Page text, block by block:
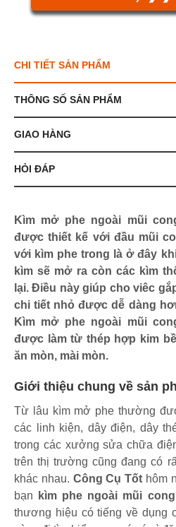
CHI TIẾT SẢN PHẨM
THÔNG SỐ SẢN PHẨM
GIAO HÀNG
HỎI ĐÁP
Kìm mở phe ngoài mũi
được thiết kế với đầu mũi
với kìm phe trong là ở đây
kìm sẽ mở ra còn các kìm
lại. Điều này giúp cho viêc
chi tiết nhỏ được dễ dàng
Kìm mở phe ngoài mũi
được làm từ thép hợp kim
ăn mòn, mài mòn.
Giới thiệu chung về sản
Từ lâu kìm mở phe thường
các linh kiện, dây điện, dây
trong các xưởng sửa chữa
trên thị trường cũng đang có
khác nhau. Công Cụ Tốt hôm
bạn
kìm phe ngoài mũi
thương hiệu có tiếng về dụng